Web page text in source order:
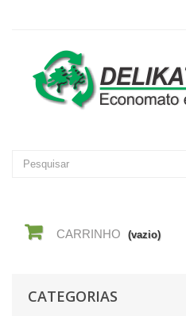
CARRINHO (vazio)
CATEGORIAS